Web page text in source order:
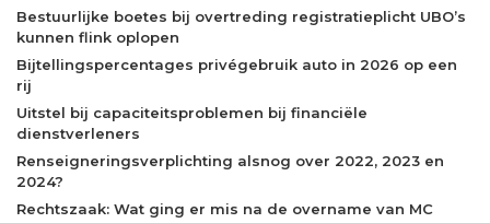
Bestuurlijke boetes bij overtreding registratieplicht UBO’s
kunnen flink oplopen
Bijtellingspercentages privégebruik auto in 2026 op een
rij
Uitstel bij capaciteitsproblemen bij financiële
dienstverleners
Renseigneringsverplichting alsnog over 2022, 2023 en
2024?
Rechtszaak: Wat ging er mis na de overname van MC